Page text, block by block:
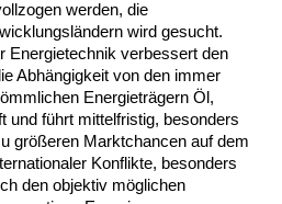
werden, die
wird gesucht.
Energietechnik verbessert den
Abhängigkeit von den immer
Energieträgern Öl,
und führt mittelfristig, besonders
größeren Marktchancen auf dem
Konflikte, besonders
den objektiv möglichen